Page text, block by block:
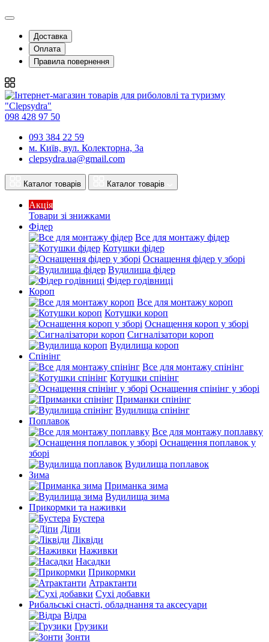
Доставка
Оплата
Правила повернення
098 428 97 50
093 384 22 59
м. Київ, вул. Колекторна, 3а
clepsydra.ua@gmail.com
Каталог товарів Каталог товарів
Акція
Товари зі знижками
Фідер
Все для монтажу фідер
Котушки фідер
Оснащення фідер у зборі
Вудилища фідер
Фідер годівниці
Короп
Все для монтажу короп
Котушки короп
Оснащення короп у зборі
Сигналізатори короп
Вудилища короп
Спінінг
Все для монтажу спінінг
Котушки спінінг
Оснащення спінінг у зборі
Приманки спінінг
Вудилища спінінг
Поплавок
Все для монтажу поплавку
Оснащення поплавок у
зборі
Вудилища поплавок
Зима
Приманка зима
Вудилища зима
Прикормки та наживки
Бустера
Діпи
Ліквіди
Наживки
Насадки
Прикормки
Атрактанти
Сухі добавки
Рибальські снасті, обладнання та аксесуари
Відра
Грузики
Зонти